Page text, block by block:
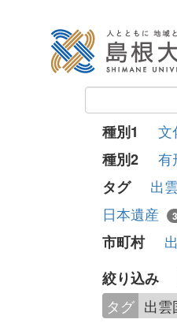
種別1 文
種別2 有
タグ 出
日本遺産 3
市町村
絞り込み
タグ 出雲